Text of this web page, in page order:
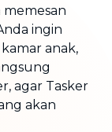
ingin
anak,
agar Tasker
akan